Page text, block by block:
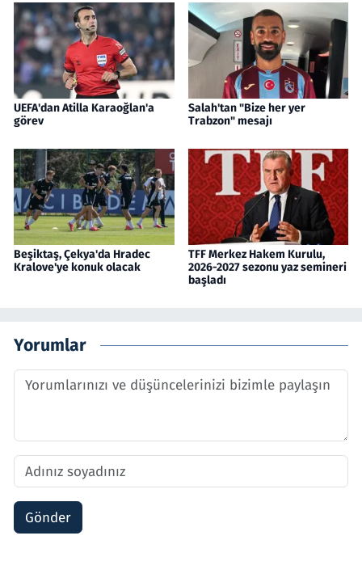
UEFA'dan Atilla Karaoğlan'a
görev
Salah'tan "Bize her yer
Trabzon" mesajı
Beşiktaş, Çekya'da Hradec
Kralove'ye konuk olacak
TFF Merkez Hakem Kurulu,
2026-2027 sezonu yaz semineri
başladı
Yorumlar
Gönder